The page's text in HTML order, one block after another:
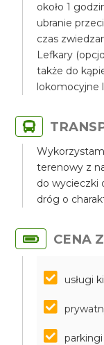
około 1
ubranie
czas
Lefkary
także do
lokomocyjne
terenowy z
do wycieczki
dróg o
CENA
usługi
parkingi